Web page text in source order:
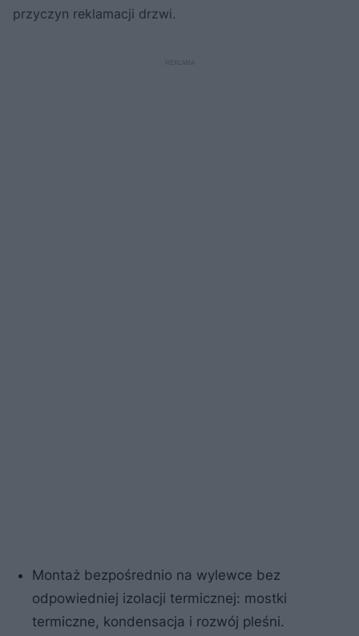
przyczyn reklamacji drzwi.
Montaż bezpośrednio na wylewce bez
odpowiedniej izolacji termicznej: mostki
termiczne, kondensacja i rozwój pleśni.